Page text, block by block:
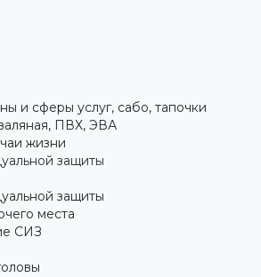
и сферы услуг, сабо, тапочки
ПВХ, ЭВА
жизни
защиты
защиты
места
СИЗ